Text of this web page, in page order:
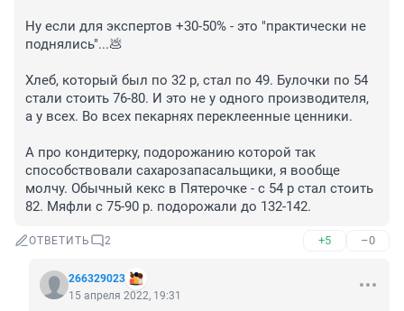
Ну если для экспертов +30-50% - это "практически не
поднялись"...💩
Хлеб, который был по 32 р, стал по 49. Булочки по 54
стали стоить 76-80. И это не у одного производителя,
а у всех. Во всех пекарнях переклеенные ценники.
А про кондитерку, подорожанию которой так
способствовали сахарозапасальщики, я вообще
молчу. Обычный кекс в Пятерочке - с 54 р стал стоить
82. Мяфли с 75-90 р. подорожали до 132-142.
ОТВЕТИТЬ 2 +5 –0
266329023
15 апреля 2022, 19:31